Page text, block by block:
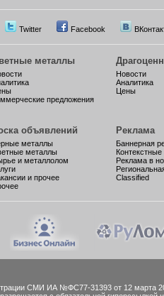
Twitter Facebook
металлы
предложения
Новости
Аналитика
Цены
объявлений
металлы
металлы
и металлолом
и прочее
Реклама
Баннерная
Реклама в
Classified
СМИ ИА №ФС77-31393 от 12 марта